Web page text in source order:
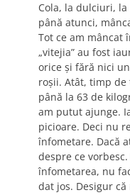
Cola, la dulciuri,
până atunci,
Tot ce am mâncat
„vitejia” au fost
orice şi fără nici
roşii. Atât, timp de
până la 63 de
am putut ajunge.
picioare. Deci nu
înfometare. Dacă
despre ce
înfometarea, nu
dat jos. Desigur